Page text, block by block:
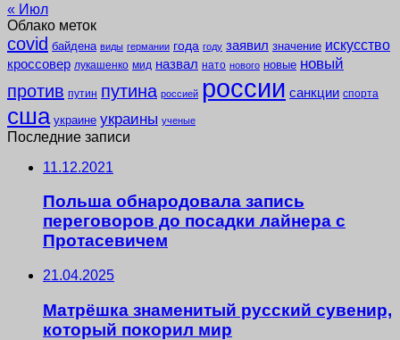
« Июл
Облако меток
covid байдена виды германии года году заявил значение искусство
кроссовер лукашенко мид назвал нато нового новые новый
против путин путина россией россии санкции спорта
сша украине украины ученые
Последние записи
11.12.2021
Польша обнародовала запись
переговоров до посадки лайнера с
Протасевичем
21.04.2025
Матрёшка знаменитый русский сувенир,
который покорил мир